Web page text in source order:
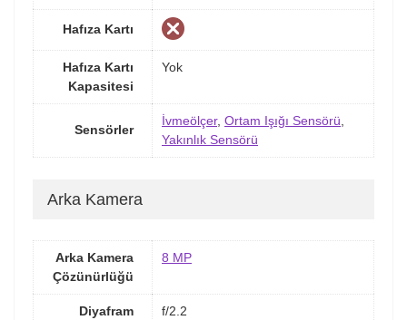
Hafıza Kartı
Hafıza Kartı
Kapasitesi
Yok
Sensörler
İvmeölçer, Ortam Işığı Sensörü,
Yakınlık Sensörü
Arka Kamera
Arka Kamera
Çözünürlüğü
8 MP
Diyafram
f/2.2